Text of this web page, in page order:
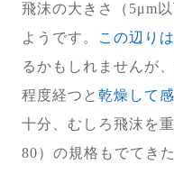
飛沫の大きさ（5μm
ようです。
この辺り
るかもしれませんが
程度経つと 乾燥して
十分、むしろ飛沫を
80）の規格もでてき